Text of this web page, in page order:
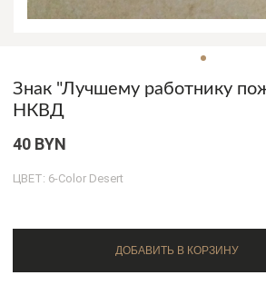
Знак "Лучшему работнику
НКВД
40 BYN
ЦВЕТ: 6-Color Desert
ДОБАВИТЬ В КОРЗИНУ